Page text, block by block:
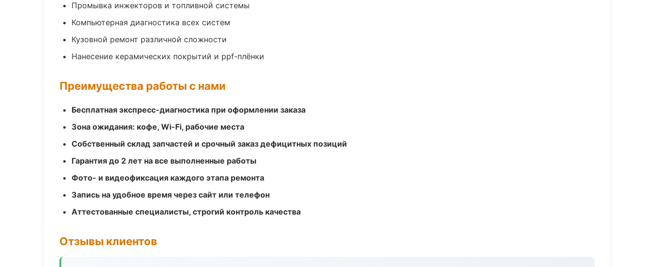
Промывка инжекторов и топливной системы
Компьютерная диагностика всех систем
Кузовной ремонт различной сложности
Нанесение керамических покрытий и ppf-плёнки
Преимущества работы с нами
Бесплатная экспресс-диагностика при оформлении заказа
Зона ожидания: кофе, Wi-Fi, рабочие места
Собственный склад запчастей и срочный заказ дефицитных позиций
Гарантия до 2 лет на все выполненные работы
Фото- и видеофиксация каждого этапа ремонта
Запись на удобное время через сайт или телефон
Аттестованные специалисты, строгий контроль качества
Отзывы клиентов